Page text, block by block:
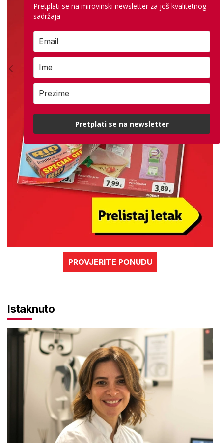
PROVJERITE PONUDU
Istaknuto
Pretplati se na mirovinski newsletter za još kvalitetnog
sadržaja
Pretplati se na newsletter